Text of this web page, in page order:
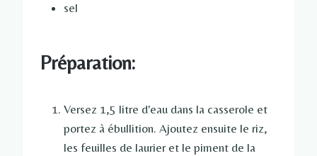
sel
Préparation:
Versez 1,5 litre d'eau dans la casserole et
portez à ébullition. Ajoutez ensuite le riz,
les feuilles de laurier et le piment de la